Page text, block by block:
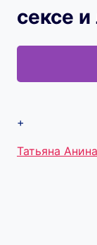
сексе
+
Метки
Татьяна Анина